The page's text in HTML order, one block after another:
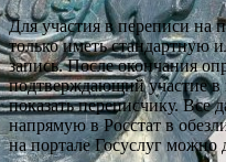
Для участия в переписи на
только иметь стандартную
запись. После окончания
подтверждающий участие в
показать переписчику. Все
напрямую в Росстат в
на портале Госуслуг можно